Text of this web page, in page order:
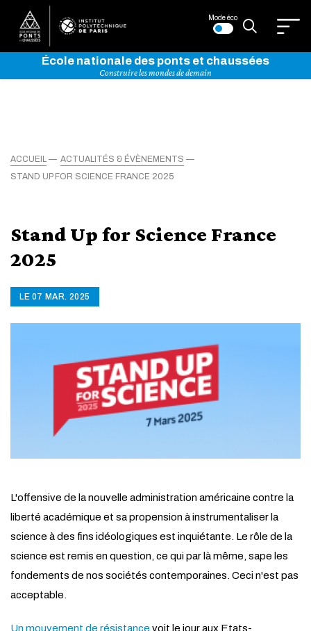
Mode éco
École nationale des ponts et chaussées
Construire les mondes de demain
ACCUEIL
ACTUALITÉS & ÉVÈNEMENTS
STAND UP FOR SCIENCE FRANCE 2025
Stand Up for Science France
2025
LE 07 MAR. 2025
L'offensive de la nouvelle administration américaine contre la
liberté académique et sa propension à instrumentaliser la
science à des fins idéologiques est inquiétante. Le rôle de la
science est remis en question, ce qui par là même, sape les
fondements de nos sociétés contemporaines. Ceci n'est pas
acceptable.
Un mouvement de résistance voit le jour aux Etats-